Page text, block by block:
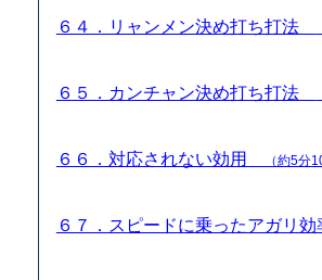
６４．リャンメン決め打ち打法
６５．カンチャン決め打ち打法
６６．対応されない効用 （約5分
６７．スピードに乗ったアガリ